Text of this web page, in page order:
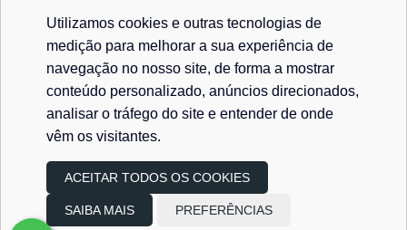
(11) 93763-4137
(11) 93763-4137
Utilizamos cookies e outras tecnologias de
medição para melhorar a sua experiência de
navegação no nosso site, de forma a mostrar
conteúdo personalizado, anúncios direcionados,
analisar o tráfego do site e entender de onde
vêm os visitantes.
ACEITAR TODOS OS COOKIES
SAIBA MAIS PREFERÊNCIAS